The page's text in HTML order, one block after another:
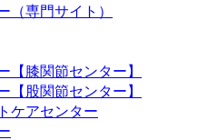
（専門サイト）
【膝関節センター】
【股関節センター】
ケアセンター